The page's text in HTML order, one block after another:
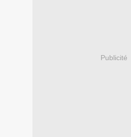
Publicité